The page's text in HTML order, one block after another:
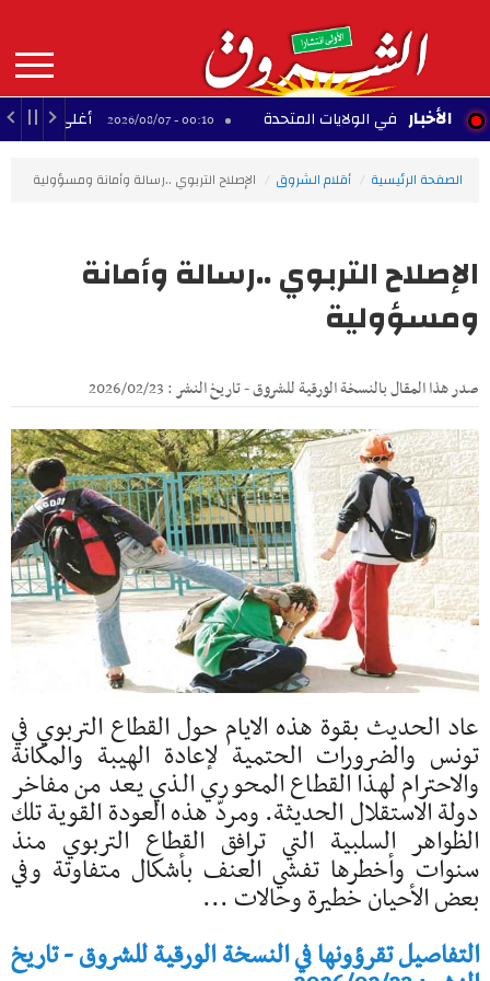
contenu
principal
MAIN
NAVIGATION الأخبار
في الولايات المتحدة 00:10 - 2026/08/07 أغلى 10 لاعبين أفارقة عبر التاريخ
الصفحة الرئيسية أقلام الشروق الإصلاح التربوي ..رسالة وأمانة ومسؤولية
الإصلاح التربوي ..رسالة وأمانة
ومسؤولية
صدر هذا المقال بالنسخة الورقية للشروق - تاريخ النشر : 2026/02/23
عاد الحديث بقوة هذه الايام حول القطاع التربوي في
تونس والضرورات الحتمية لإعادة الهيبة والمكانة
والاحترام لهذا القطاع المحوري الذي يعد من مفاخر
دولة الاستقلال الحديثة. ومردّ هذه العودة القوية تلك
الظواهر السلبية التي ترافق القطاع التربوي منذ
سنوات وأخطرها تفشي العنف بأشكال متفاوتة وفي
بعض الأحيان خطيرة وحالات ...
التفاصيل تقرؤونها في النسخة الورقية للشروق - تاريخ